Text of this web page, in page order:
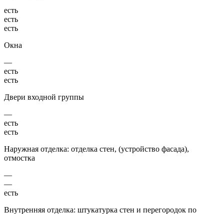
есть
есть
есть
Окна
—
есть
есть
Двери входной группы
—
есть
есть
Наружная отделка: отделка стен, (устройство фасада),
отмостка
—
—
есть
Внутренняя отделка: штукатурка стен и перегородок по